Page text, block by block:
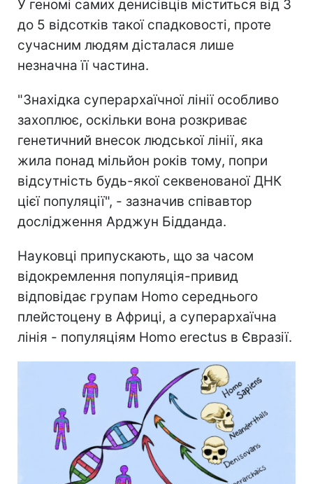
У геномі самих денисівців міститься від 3
до 5 відсотків такої спадковості, проте
сучасним людям дісталася лише
незначна її частина.
"Знахідка суперархаїчної лінії особливо
захоплює, оскільки вона розкриває
генетичний внесок людської лінії, яка
жила понад мільйон років тому, попри
відсутність будь-якої секвенованої ДНК
цієї популяції", - зазначив співавтор
дослідження Арджун Бідданда.
Науковці припускають, що за часом
відокремлення популяція-привид
відповідає групам Homo середнього
плейстоцену в Африці, а суперархаїчна
лінія - популяціям Homo erectus в Євразії.